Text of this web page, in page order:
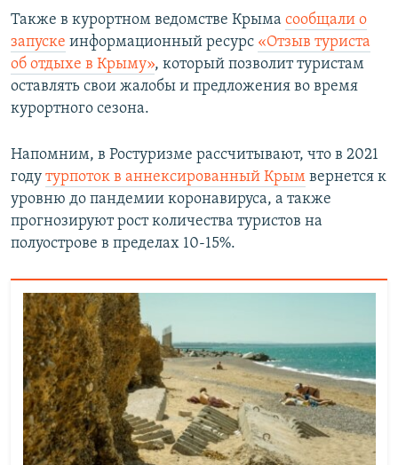
Также в курортном ведомстве Крыма сообщали о
запуске информационный ресурс «Отзыв туриста
об отдыхе в Крыму», который позволит туристам
оставлять свои жалобы и предложения во время
курортного сезона.
Напомним, в Ростуризме рассчитывают, что в 2021
году турпоток в аннексированный Крым вернется к
уровню до пандемии коронавируса, а также
прогнозируют рост количества туристов на
полуострове в пределах 10-15%.